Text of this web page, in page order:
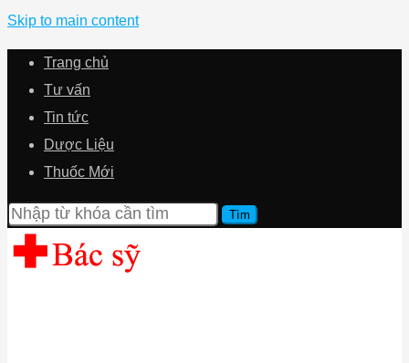
Skip to main content
Trang chủ
Tư vấn
Tin tức
Dược Liệu
Thuốc Mới